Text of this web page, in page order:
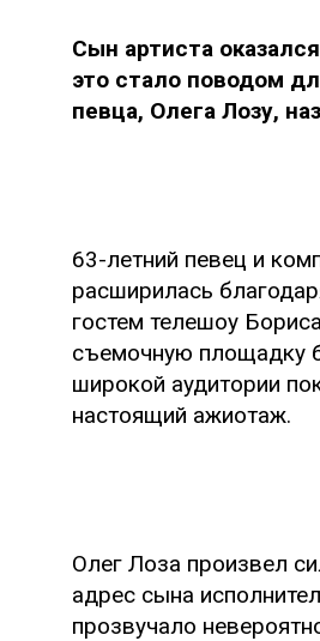
Сын артиста
это стало поводом
певца, Олега Лозу,
63-летний певец и
расширилась
гостем телешоу
съемочную площадку
широкой аудитории
настоящий ажиотаж.
Олег Лоза произвел
адрес сына
прозвучало